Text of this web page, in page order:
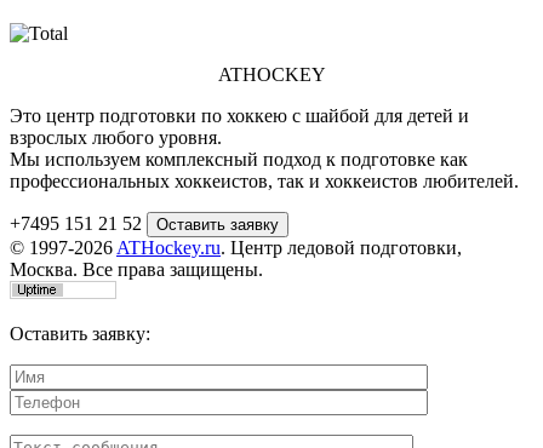
ATHOCKEY
Это центр подготовки по хоккею с шайбой для детей и
взрослых любого уровня.
Мы используем комплексный подход к подготовке как
профессиональных хоккеистов, так и хоккеистов любителей.
+7495 151 21 52
© 1997-2026 ATHockey.ru. Центр ледовой подготовки,
Москва. Все права защищены.
Оставить заявку: